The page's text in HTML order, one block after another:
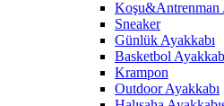
Koşu&Antrenman
Sneaker
Günlük Ayakkabı
Basketbol
Krampon
Outdoor Ayakkabı